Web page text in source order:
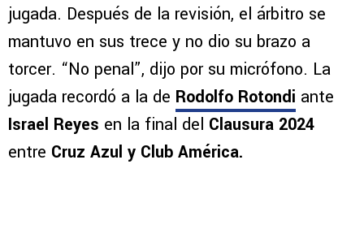
jugada. Después de la revisión, el árbitro se
mantuvo en sus trece y no dio su brazo a
torcer. “No penal”, dijo por su micrófono. La
jugada recordó a la de Rodolfo Rotondi ante
Israel Reyes en la final del Clausura 2024
entre Cruz Azul y Club América.